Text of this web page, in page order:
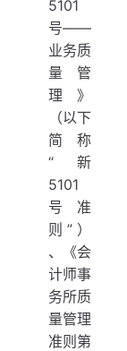
5101
号——
业务质
量管
理》
（以下
简称
“新
5101
号准
则”）
、《会
计师事
务所质
量管理
准则第